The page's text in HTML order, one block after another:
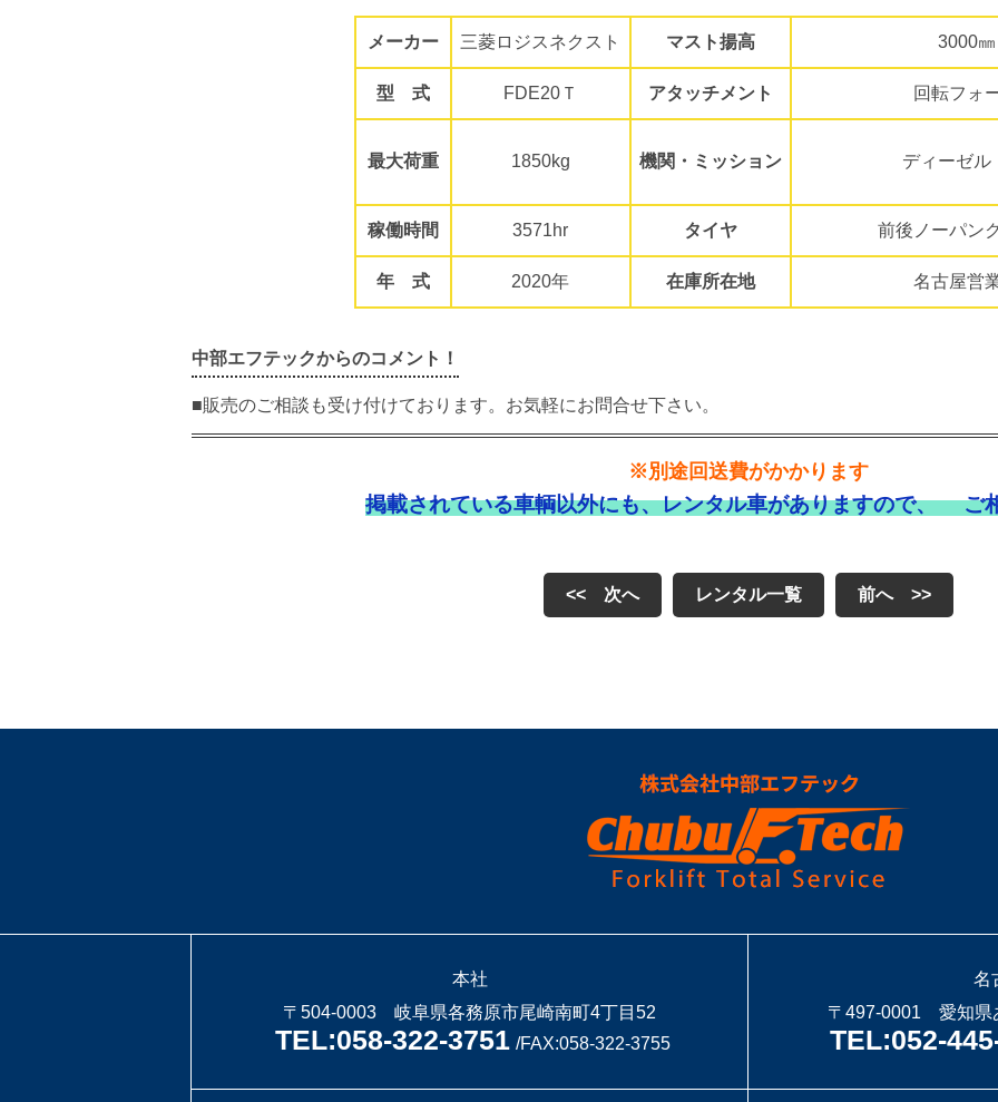
メーカー 三菱ロジスネクスト マスト揚高 3000㎜
型 式 FDE20Ｔ アタッチメント 回転フォ
最大荷重 1850kg 機関・ミッション ディーゼル
稼働時間 3571hr タイヤ 前後ノーパン
年 式 2020年 在庫所在地 名古屋営
中部エフテックからのコメント！
■販売のご相談も受け付けております。お気軽にお問合せ下さい。
※別途回送費がかかります
掲載されている車輌以外にも、レンタル車がありますので、 ご
<< 次へ レンタル一覧 前へ >>
本社
〒504-0003 岐阜県各務原市尾崎南町4丁目52
TEL:058-322-3751 /FAX:058-322-3755
名
〒497-0001 愛知県
TEL:052-